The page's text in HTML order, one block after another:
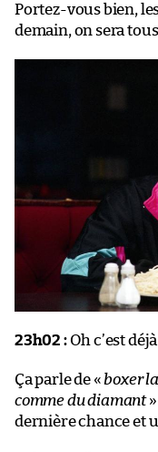
Portez-vous bien,
demain, on sera
23h02 :Oh c’est
Ça parle de «boxer
comme du diamant»
dernière chance et